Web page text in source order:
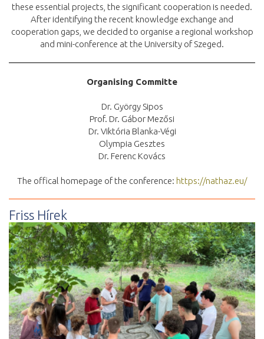
these essential projects, the significant cooperation is needed.
After identifying the recent knowledge exchange and
cooperation gaps, we decided to organise a regional workshop
and mini-conference at the University of Szeged.
Organising Committe
Dr. György Sipos
Prof. Dr. Gábor Mezősi
Dr. Viktória Blanka-Végi
Olympia Gesztes
Dr. Ferenc Kovács
The offical homepage of the conference: https://nathaz.eu/
Friss Hírek